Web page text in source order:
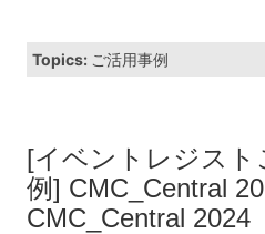
Topics: ご活用事例
[イベントレジスト
例] CMC_Central
CMC_Central 2024